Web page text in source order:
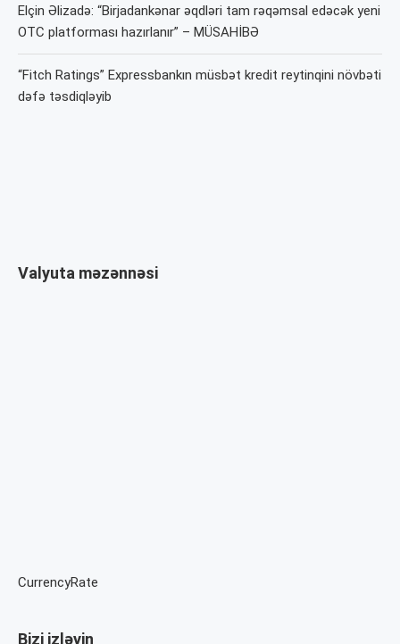
Elçin Əlizadə: “Birjadankənar əqdləri tam rəqəmsal edəcək yeni
OTC platforması hazırlanır” – MÜSAHİBƏ
“Fitch Ratings” Expressbankın müsbət kredit reytinqini növbəti
dəfə təsdiqləyib
Valyuta məzənnəsi
CurrencyRate
Bizi izləyin